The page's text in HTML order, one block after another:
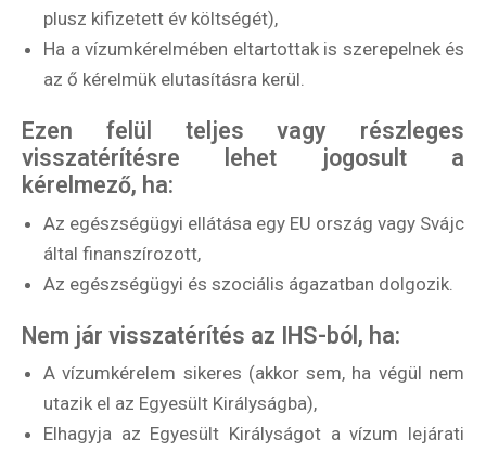
plusz kifizetett év költségét),
Ha a vízumkérelmében eltartottak is szerepelnek és
az ő kérelmük elutasításra kerül.
Ezen felül teljes vagy részleges
visszatérítésre lehet jogosult a
kérelmező, ha:
Az egészségügyi ellátása egy EU ország vagy Svájc
által finanszírozott,
Az egészségügyi és szociális ágazatban dolgozik.
Nem jár visszatérítés az IHS-ból, ha:
A vízumkérelem sikeres (akkor sem, ha végül nem
utazik el az Egyesült Királyságba),
Elhagyja az Egyesült Királyságot a vízum lejárati